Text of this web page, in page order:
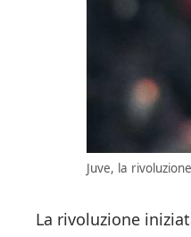
Juve, la
La rivoluzione